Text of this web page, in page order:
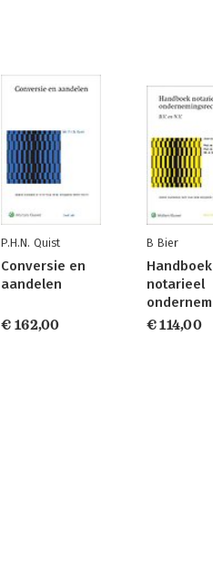
P.H.N. Quist
Conversie en
aandelen
€ 162,00
B Bier
Handboek
notarieel
€ 114,00